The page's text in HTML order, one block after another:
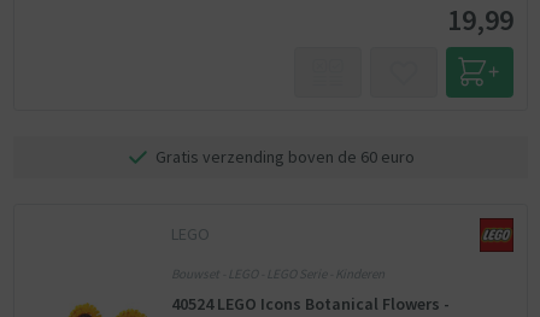
19,99
Gratis verzending boven de 60 euro
LEGO
Bouwset - LEGO - LEGO Serie - Kinderen
40524 LEGO Icons Botanical Flowers -